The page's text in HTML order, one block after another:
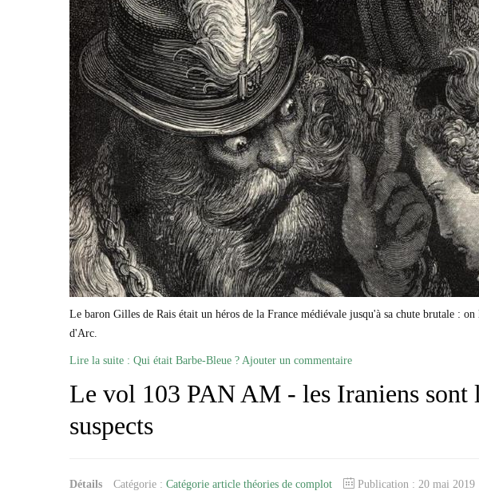
Le baron Gilles de Rais était un héros de la France médiévale jusqu'à sa chute brutale :
d'Arc.
Lire la suite : Qui était Barbe-Bleue ? Ajouter un commentaire
Le vol 103 PAN AM - les Iraniens sont
suspects
Détails Catégorie : Catégorie article théories de complot
Publication : 20 mai 2019